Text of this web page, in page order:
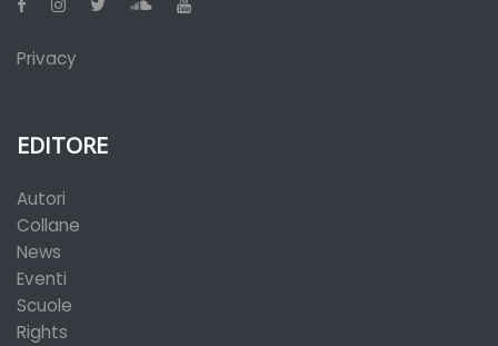
Privacy
EDITORE
Autori
Collane
News
Eventi
Scuole
Rights